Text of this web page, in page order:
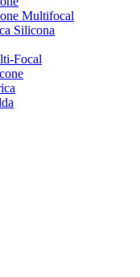
Multifocal
Silicona
Focal